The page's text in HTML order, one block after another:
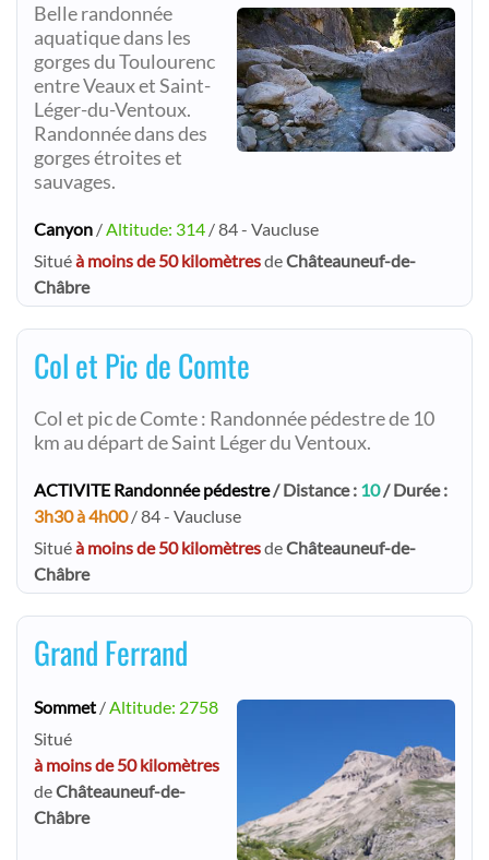
Belle randonnée
aquatique dans les
gorges du Toulourenc
entre Veaux et Saint-
Léger-du-Ventoux.
Randonnée dans des
gorges étroites et
sauvages.
Canyon / Altitude: 314 / 84 - Vaucluse
Situéà moins de 50 kilomètresdeChâteauneuf-de-
Châbre
Col et Pic de Comte
Col et pic de Comte : Randonnée pédestre de 10
km au départ de Saint Léger du Ventoux.
ACTIVITE Randonnée pédestre/ Distance : 10/ Durée :
3h30 à 4h00/ 84 - Vaucluse
Situéà moins de 50 kilomètresdeChâteauneuf-de-
Châbre
Grand Ferrand
Sommet / Altitude: 2758
Situé
à moins de 50 kilomètres
deChâteauneuf-de-
Châbre